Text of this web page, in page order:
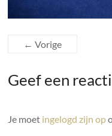
← Vorige
Geef een
Je moet ingelogd zijn op